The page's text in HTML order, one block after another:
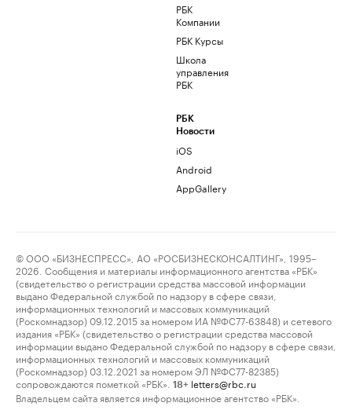
РБК
Компании
РБК Курсы
Школа
управления
РБК
РБК
Новости
iOS
Android
AppGallery
© ООО «БИЗНЕСПРЕСС», АО «РОСБИЗНЕСКОНСАЛТИНГ», 1995–
2026. Сообщения и материалы информационного агентства «РБК»
(свидетельство о регистрации средства массовой информации
выдано Федеральной службой по надзору в сфере связи,
информационных технологий и массовых коммуникаций
(Роскомнадзор) 09.12.2015 за номером ИА №ФС77-63848) и сетевого
издания «РБК» (свидетельство о регистрации средства массовой
информации выдано Федеральной службой по надзору в сфере связи,
информационных технологий и массовых коммуникаций
(Роскомнадзор) 03.12.2021 за номером ЭЛ №ФС77-82385)
сопровождаются пометкой «РБК».
18+ letters@rbc.ru
Владельцем сайта является информационное агентство «РБК».